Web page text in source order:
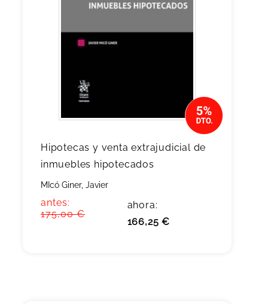
Hipotecas y venta extrajudicial de
inmuebles hipotecados
MIcó Giner, Javier
antes:
175,00 €
ahora:
166,25 €